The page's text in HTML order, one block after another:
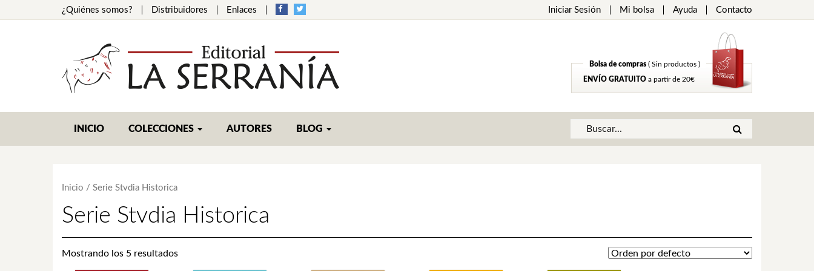
¿Quiénes somos? Distribuidores Enlaces Iniciar Sesión Mi bolsa Ayuda Contacto
Bolsa de compras ( Sin productos )
ENVÍO GRATUITO a partir de 20€
INICIO COLECCIONES AUTORES BLOG
Inicio / Serie Stvdia Historica
Serie Stvdia Historica
Mostrando los 5 resultados